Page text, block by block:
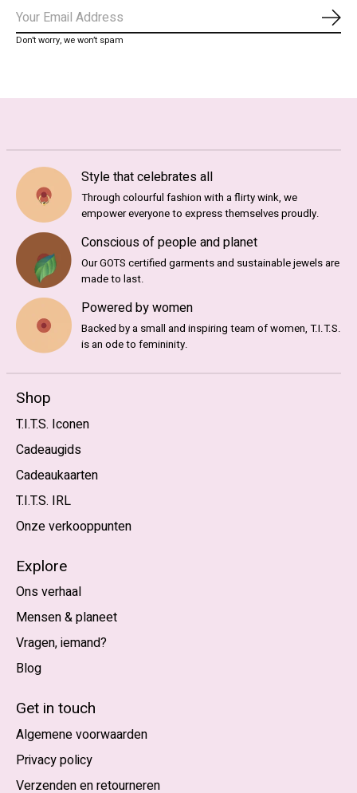
Don’t worry, we won’t spam
Style that celebrates all
Through colourful fashion with a flirty wink, we
empower everyone to express themselves proudly.
Conscious of people and planet
Our GOTS certified garments and sustainable jewels are
made to last.
Powered by women
Backed by a small and inspiring team of women, T.I.T.S.
is an ode to femininity.
Shop
T.I.T.S. Iconen
Cadeaugids
Cadeaukaarten
T.I.T.S. IRL
Onze verkooppunten
Explore
Ons verhaal
Mensen & planeet
Vragen, iemand?
Blog
Get in touch
Algemene voorwaarden
Privacy policy
Verzenden en retourneren